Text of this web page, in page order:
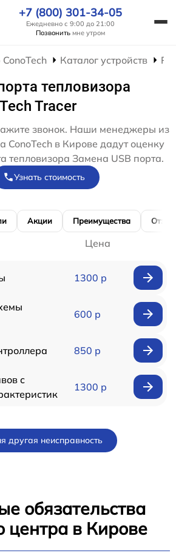
+7 (800) 301-34-05
Ежедневно с 9:00 до 21:00
Позвонить мне утром
Каталог устройств
тепловизора
Tracer
звонок. Наши менеджеры из
ConoTech в Кирове дадут оценку
тепловизора Замена USB порта.
Узнать стоимость
Акции Преимущества
Цена
1300 р
600 р
850 р
с
1300 р
другая неисправность
обязательства
центра в Кирове